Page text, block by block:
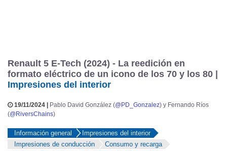
Renault 5 E-Tech (2024) - La reedición en
formato eléctrico de un icono de los 70 y los 80 |
Impresiones del interior
19/11/2024 | Pablo David González (@PD_Gonzalez) y Fernando Ríos
(@RiversChains)
Información general
Impresiones del interior
Impresiones de conducción
Consumo y recarga